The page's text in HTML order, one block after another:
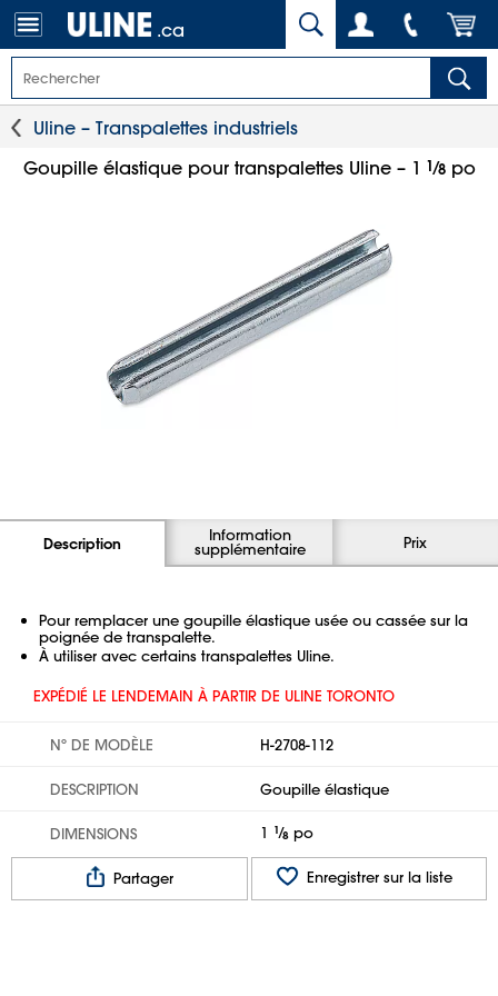
.ca
Uline – Transpalettes industriels
Goupille élastique pour transpalettes Uline – 1 1⁄8po
Description Information
supplémentaire Prix
Pour remplacer une goupille élastique usée ou cassée sur la
poignée de transpalette.
À utiliser avec certains transpalettes Uline.
EXPÉDIÉ LE LENDEMAIN À PARTIR DE ULINE TORONTO
Nº DE MODÈLE H-2708-112
DESCRIPTION Goupille élastique
DIMENSIONS 1 1⁄8 po
Partager Enregistrer sur la liste